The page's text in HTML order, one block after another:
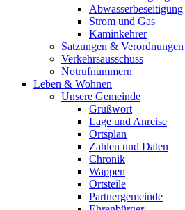
Abwasserbeseitigung
Strom und Gas
Kaminkehrer
Satzungen & Verordnungen
Verkehrsausschuss
Notrufnummern
Leben & Wohnen
Unsere Gemeinde
Grußwort
Lage und Anreise
Ortsplan
Zahlen und Daten
Chronik
Wappen
Ortsteile
Partnergemeinde